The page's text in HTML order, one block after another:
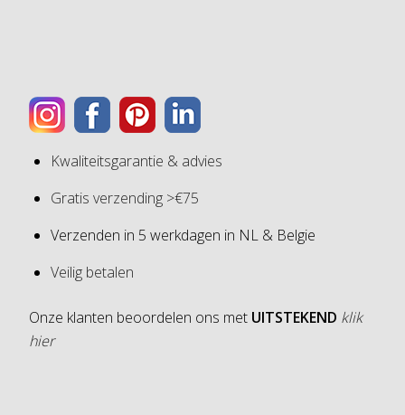
Kwaliteitsgarantie & advies
Gratis verzending >€75
Verzenden in 5 werkdagen in NL & Belgie
Veilig betalen
Onze klanten beoordelen ons met UITSTEKEND klik
hier